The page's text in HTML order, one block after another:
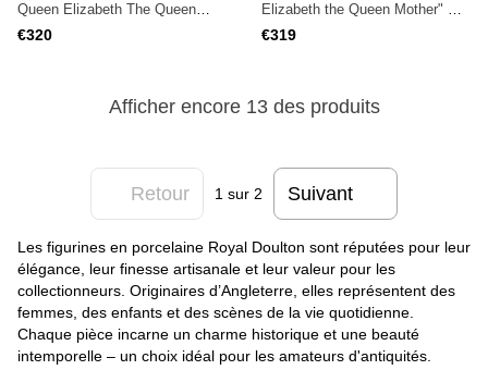
Queen Elizabeth The Queen
Mother" — Royal Doulton,
€320
Elizabeth the Queen Mother" —
Royal Doulton, HN3189
€319
Afficher encore 13 des produits
Retour 1 sur 2 Suivant
Les figurines en porcelaine Royal Doulton sont réputées pour leur
élégance, leur finesse artisanale et leur valeur pour les
collectionneurs. Originaires d’Angleterre, elles représentent des
femmes, des enfants et des scènes de la vie quotidienne.
Chaque pièce incarne un charme historique et une beauté
intemporelle – un choix idéal pour les amateurs d'antiquités.